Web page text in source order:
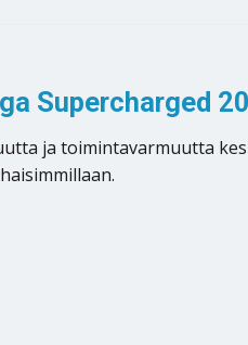
Supercharged
ja toimintavarmuutta